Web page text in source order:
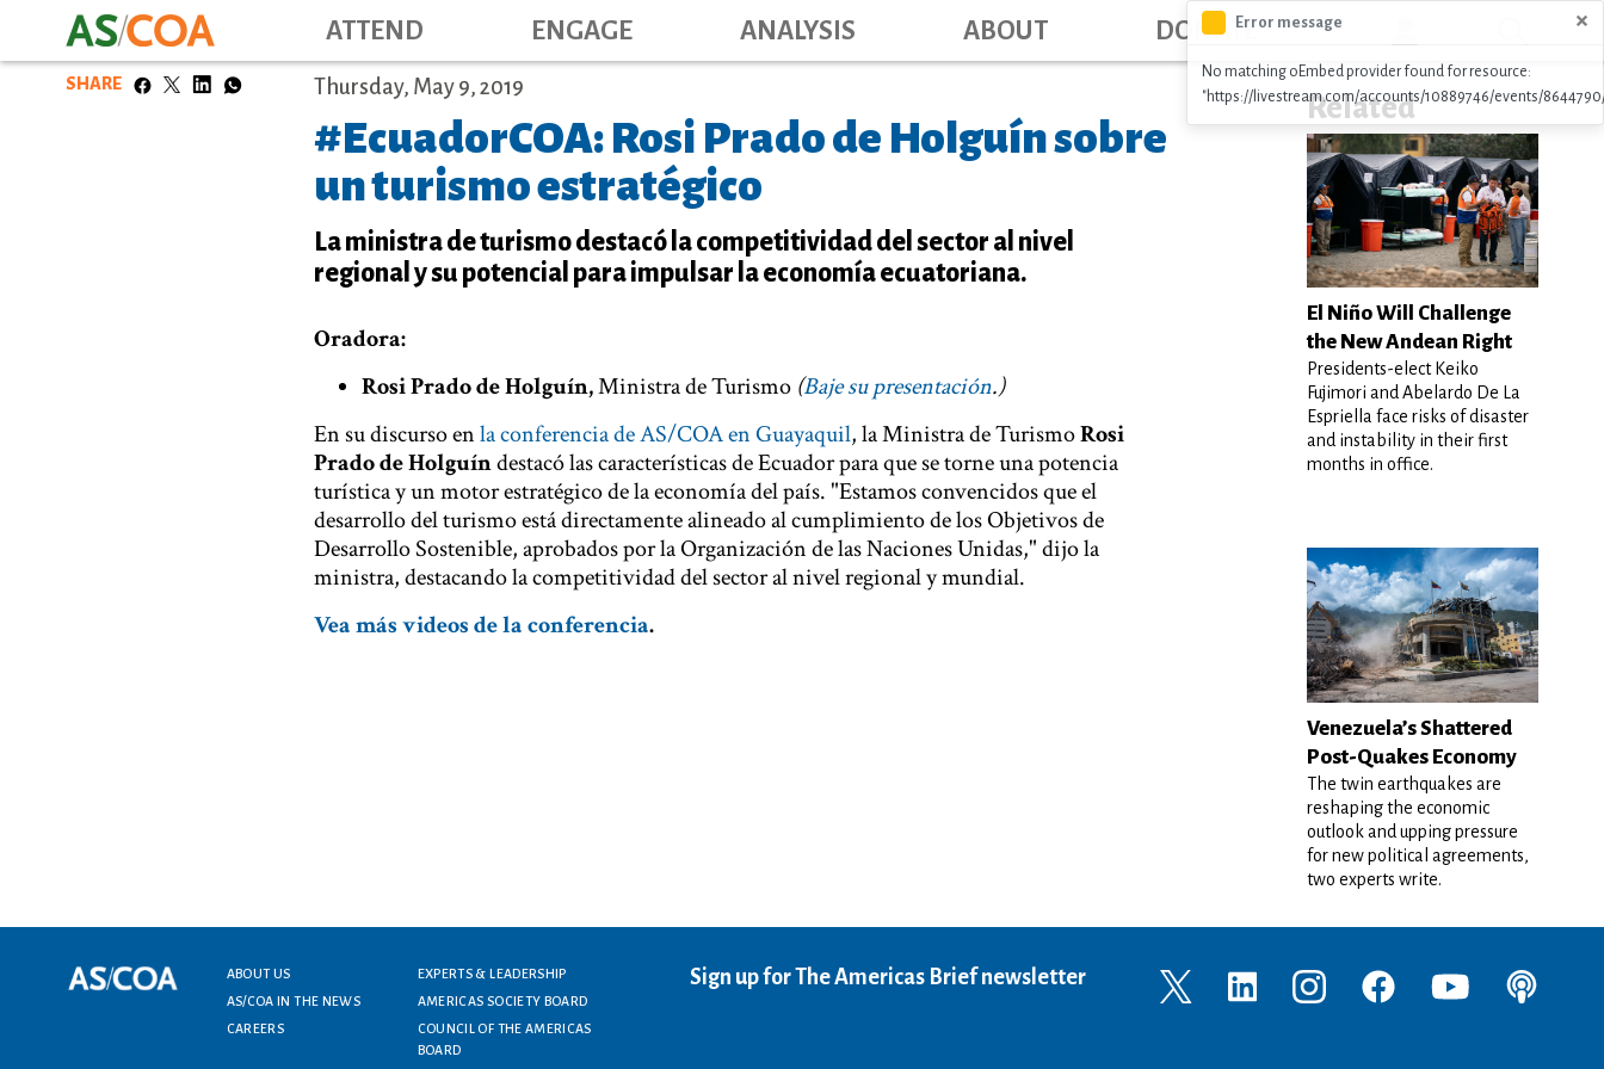
to
Main navigation
ATTEND ENGAGE ANALYSIS ABOUT DONATE
SHARE
Error message ×
No matching oEmbed provider found for resource:
"https://livestream.com/accounts/10889746/events/
Thursday, May 9, 2019
#EcuadorCOA: Rosi Prado de Holguín sobre
un turismo estratégico
La ministra de turismo destacó la competitividad del sector al nivel
regional y su potencial para impulsar la economía ecuatoriana.
Oradora:
Rosi Prado de Holguín,Ministra de Turismo (Baje su presentación.)
En su discurso enla conferencia de AS/COA en Guayaquil, la Ministra de TurismoRosi
Prado de Holguíndestacó las características de Ecuador para que se torne una potencia
turística y un motor estratégico de la economía del país. "Estamos convencidos que el
desarrollo del turismo está directamente alineado al cumplimiento de los Objetivos de
Desarrollo Sostenible, aprobados por la Organización de las Naciones Unidas," dijo la
ministra, destacando la competitividad del sector al nivel regional y mundial.
Vea más videos de la conferencia.
Related
El Niño Will Challenge
the New Andean Right
Presidents-elect Keiko
Fujimori and Abelardo De La
Espriella face risks of disaster
and instability in their first
months in office.
Venezuela’s Shattered
Post-Quakes Economy
The twin earthquakes are
reshaping the economic
outlook and upping pressure
for new political agreements,
two experts write.
Footer menu
ABOUT US
EXPERTS & LEADERSHIP
AS/COA IN THE NEWS
AMERICAS SOCIETY BOARD
CAREERS
COUNCIL OF THE AMERICAS
BOARD
Sign up for The Americas Brief newsletter